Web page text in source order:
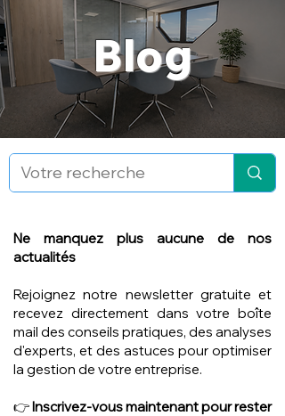
Blog
Ne manquez plus aucune de nos
actualités
Rejoignez notre newsletter gratuite et
recevez directement dans votre boîte
mail des conseils pratiques, des analyses
d'experts, et des astuces pour optimiser
la gestion de votre entreprise.
👉Inscrivez-vous maintenant pour rester